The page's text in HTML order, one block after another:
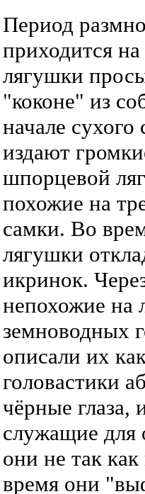
Период
приходится
лягушки
"коконе" из
начале
издают
шпорцевой
похожие на
самки. Во
лягушки
икринок.
непохожие на
земноводных
описали их
головастики
чёрные
служащие для
они не так
время они